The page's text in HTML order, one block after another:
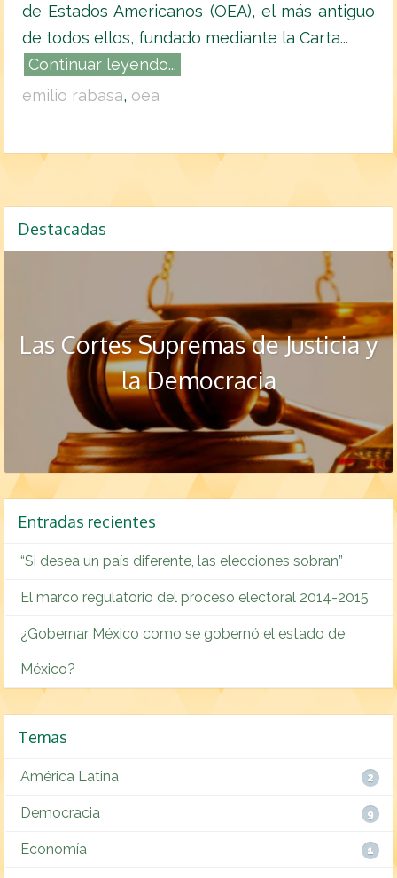
de Estados Americanos (OEA), el más antiguo
de todos ellos, fundado mediante la Carta...
Continuar leyendo...
emilio rabasa, oea
Destacadas
Las Cortes Supremas de Justicia y
la Democracia
Entradas recientes
“Si desea un país diferente, las elecciones sobran”
El marco regulatorio del proceso electoral 2014-2015
¿Gobernar México como se gobernó el estado de
México?
Temas
América Latina 2
Democracia 9
Economía 1